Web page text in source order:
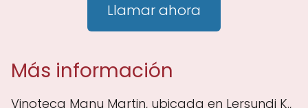
Llamar ahora
Más información
Vinoteca Manu Martin, ubicada en Lersundi K.,